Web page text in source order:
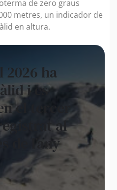
de zero graus
metres, un indicador de
en altura.
2026 ha
i es
el tercer
al
de l’any